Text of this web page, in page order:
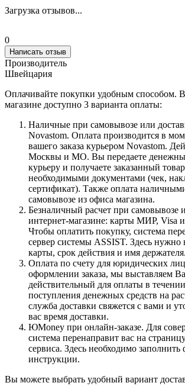
Загрузка отзывов...
0
Написать отзыв
Производитель
Швейцария
Оплачивайте покупки удобным способом.
магазине доступно 3 варианта оплаты:
Наличные при самовывозе или
Novastom. Оплата производится в
вашего заказа курьером Novastom.
Москвы и МО. Вы передаете
курьеру и получаете заказанный
необходимыми документами (чек,
сертификат). Также оплата
самовывозе из офиса магазина.
Безналичный расчет при самовывозе
интернет-магазине: карты МИР, Visa
Чтобы оплатить покупку, система
сервер системы ASSIST. Здесь нужно
карты, срок действия и имя держателя.
Оплата по счету для юридических
оформлении заказа, мы выставляем
действительный для оплаты в
поступления денежных средств на
служба доставки свяжется с вами и
вас время доставки.
ЮMoney при онлайн-заказе. Для
система перенаправит вас на
сервиса. Здесь необходимо
инструкции.
Вы можете выбрать удобный вариант